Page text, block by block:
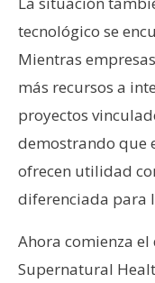
tecnológico se
Mientras
más recursos a
proyectos
demostrando que
ofrecen utilidad
diferenciada para
Ahora comienza
Supernatural